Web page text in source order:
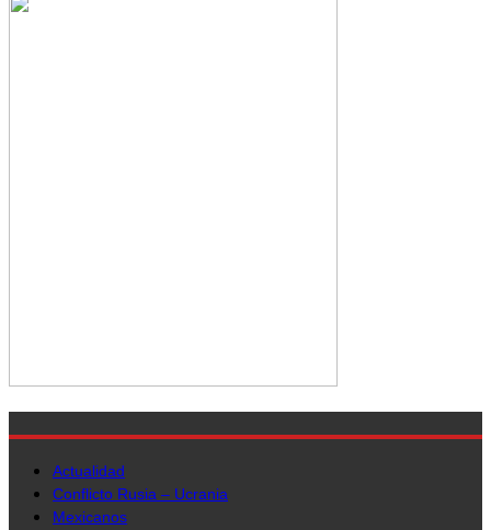
Actualidad
Conflicto Rusia – Ucrania
Mexicanos